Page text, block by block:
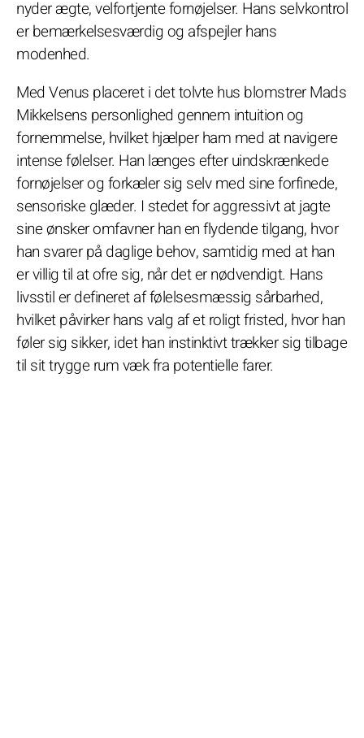
nyder ægte, velfortjente fornøjelser. Hans selvkontrol
er bemærkelsesværdig og afspejler hans
modenhed.
Med Venus placeret i det tolvte hus blomstrer Mads
Mikkelsens personlighed gennem intuition og
fornemmelse, hvilket hjælper ham med at navigere
intense følelser. Han længes efter uindskrænkede
fornøjelser og forkæler sig selv med sine forfinede,
sensoriske glæder. I stedet for aggressivt at jagte
sine ønsker omfavner han en flydende tilgang, hvor
han svarer på daglige behov, samtidig med at han
er villig til at ofre sig, når det er nødvendigt. Hans
livsstil er defineret af følelsesmæssig sårbarhed,
hvilket påvirker hans valg af et roligt fristed, hvor han
føler sig sikker, idet han instinktivt trækker sig tilbage
til sit trygge rum væk fra potentielle farer.